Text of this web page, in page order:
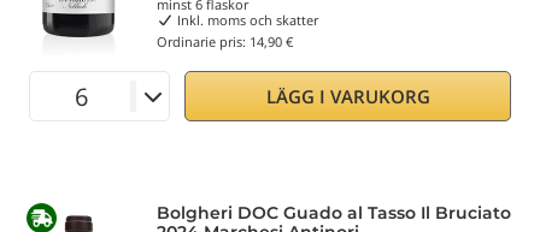
minst 6 flaskor
Inkl. moms och skatter
Ordinarie pris: 14,90 €
LÄGG I VARUKORG
Bolgheri DOC Guado al Tasso Il Bruciato